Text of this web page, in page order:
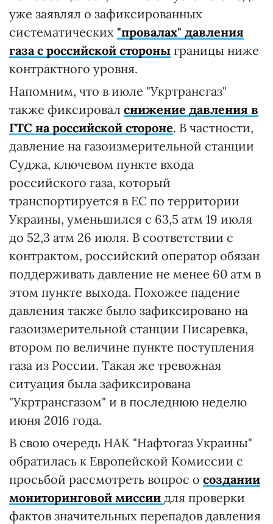
уже заявлял о зафиксированных
систематических "провалах" давления
газа с российской стороны границы ниже
контрактного уровня.
Напомним, что в июле "Укртрансгаз"
также фиксировал снижение давления в
ГТС на российской стороне. В частности,
давление на газоизмерительной станции
Суджа, ключевом пункте входа
российского газа, который
транспортируется в ЕС по территории
Украины, уменьшился с 63,5 атм 19 июля
до 52,3 атм 26 июля. В соответствии с
контрактом, российский оператор обязан
поддерживать давление не менее 60 атм в
этом пункте выхода. Похожее падение
давления также было зафиксировано на
газоизмерительной станции Писаревка,
втором по величине пункте поступления
газа из России. Такая же тревожная
ситуация была зафиксирована
"Укртрансгазом" и в последнюю неделю
июня 2016 года.
В свою очередь НАК "Нафтогаз Украины"
обратилась к Европейской Комиссии с
просьбой рассмотреть вопрос о создании
мониторинговой миссии для проверки
фактов значительных перепадов давления